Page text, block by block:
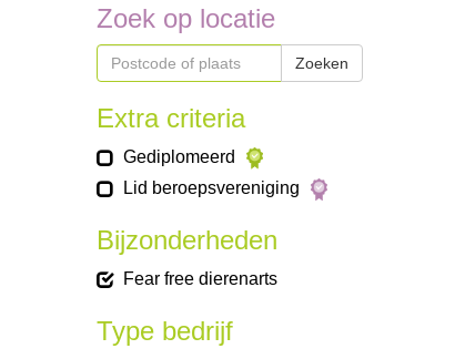
Zoek op locatie
Zoeken
Extra criteria
Gediplomeerd
Lid beroepsvereniging
Bijzonderheden
Fear free dierenarts
Type bedrijf